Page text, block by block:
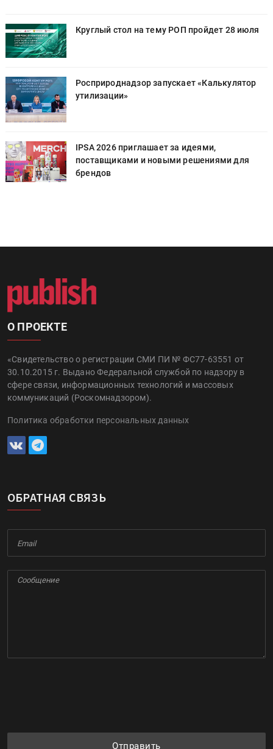
Круглый стол на тему РОП пройдет 28 июля
Росприроднадзор запускает «Калькулятор
утилизации»
IPSA 2026 приглашает за идеями,
поставщиками и новыми решениями для
брендов
О ПРОЕКТЕ
«Свидетельство о регистрации СМИ ПИ № ФС77-63551 от
30.10.2015 г. Выдано Федеральной службой по надзору в
сфере связи, информационных технологий и массовых
коммуникаций (Роскомнадзором).
Политика обработки персональных данных
ОБРАТНАЯ СВЯЗЬ
Отправить